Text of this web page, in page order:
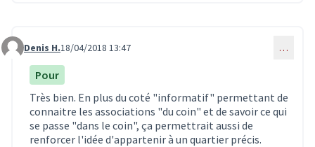
Commentaire 639
Denis H.18/04/2018 13:47 …
Pour
Très bien. En plus du coté "informatif" permettant de
connaitre les associations "du coin" et de savoir ce qui
se passe "dans le coin", ça permettrait aussi de
renforcer l'idée d'appartenir à un quartier précis.